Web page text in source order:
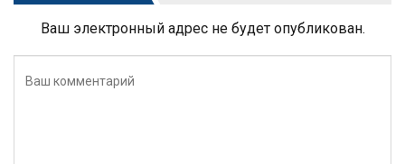
Ваш электронный адрес не будет опубликован.